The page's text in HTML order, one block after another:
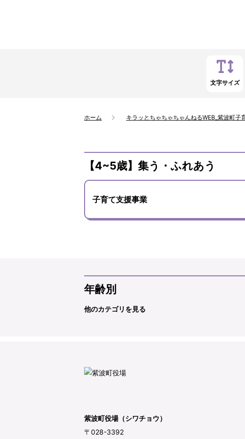
文字サイズ
ホーム キラッとちゃちゃちゃんねるWEB_紫波町子
【4~5歳】集う・ふれあう
子育て支援事業
年齢別
他のカテゴリを見る
紫波町役場（シワチョウ）
〒028-3392